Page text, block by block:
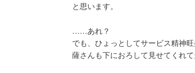
と思います。
……あれ？
でも、ひょっとしてサービス精神
薩さんも下におろして見せてくれ